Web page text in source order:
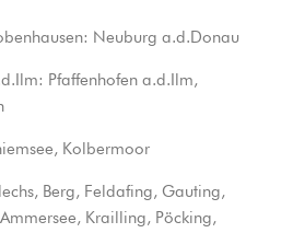
Neuburg a.d.Donau
Pfaffenhofen a.d.Ilm,
Kolbermoor
Berg, Feldafing, Gauting,
Krailling, Pöcking,